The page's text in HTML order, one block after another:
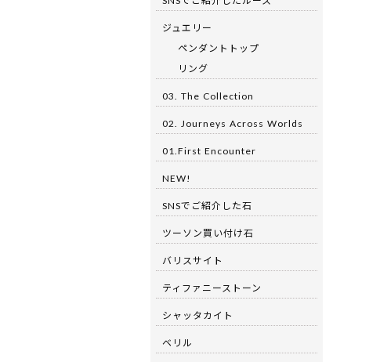
ジュエリー
ペンダントトップ
リング
03. The Collection
02. Journeys Across Worlds
01.First Encounter
NEW!
SNSでご紹介した石
ツーソン買い付け石
バリスサイト
ティファニーストーン
シャッタカイト
ベリル